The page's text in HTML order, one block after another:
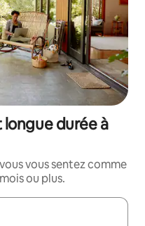
durée à
vous sentez comme
ou plus.
utilisez les flèches vers le